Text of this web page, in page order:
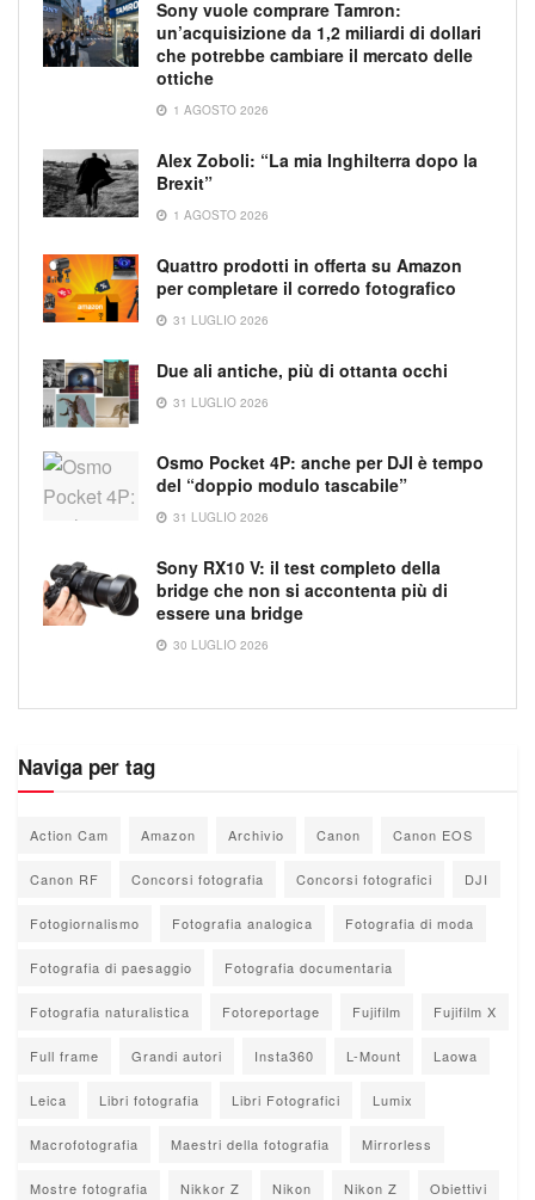
Sony vuole comprare Tamron:
un’acquisizione da 1,2 miliardi di dollari
che potrebbe cambiare il mercato delle
ottiche
1 AGOSTO 2026
Alex Zoboli: “La mia Inghilterra dopo la
Brexit”
1 AGOSTO 2026
Quattro prodotti in offerta su Amazon
per completare il corredo fotografico
31 LUGLIO 2026
Due ali antiche, più di ottanta occhi
31 LUGLIO 2026
Osmo Pocket 4P: anche per DJI è tempo
del “doppio modulo tascabile”
31 LUGLIO 2026
Sony RX10 V: il test completo della
bridge che non si accontenta più di
essere una bridge
30 LUGLIO 2026
Naviga per tag
Action Cam Amazon Archivio Canon Canon EOS
Canon RF Concorsi fotografia Concorsi fotografici DJI
Fotogiornalismo Fotografia analogica Fotografia di moda
Fotografia di paesaggio Fotografia documentaria
Fotografia naturalistica Fotoreportage Fujifilm Fujifilm X
Full frame Grandi autori Insta360 L-Mount Laowa
Leica Libri fotografia Libri Fotografici Lumix
Macrofotografia Maestri della fotografia Mirrorless
Mostre fotografia Nikkor Z Nikon Nikon Z Obiettivi